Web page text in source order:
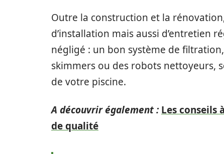
Outre la construction et la
d’installation mais aussi d’entretien
négligé : un bon système de
skimmers ou des robots nettoyeurs,
de votre piscine.
A découvrir également : Les conseils
de qualité